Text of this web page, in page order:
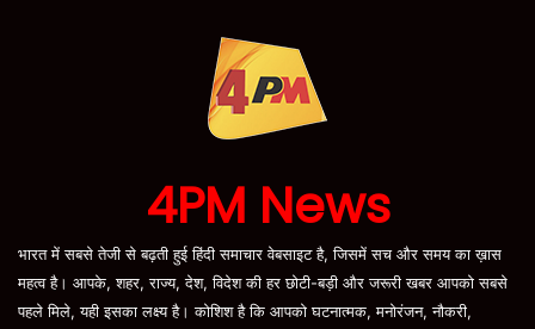
4PM News
भारत में सबसे तेजी से बढ़ती हुई हिंदी समाचार वेबसाइट है, जिसमें सच और समय का ख़ास
महत्व है। आपके, शहर, राज्य, देश, विदेश की हर छोटी-बड़ी और जरूरी खबर आपको सबसे
पहले मिले, यही इसका लक्ष्य है। कोशिश है कि आपको घटनात्मक, मनोरंजन, नौकरी,